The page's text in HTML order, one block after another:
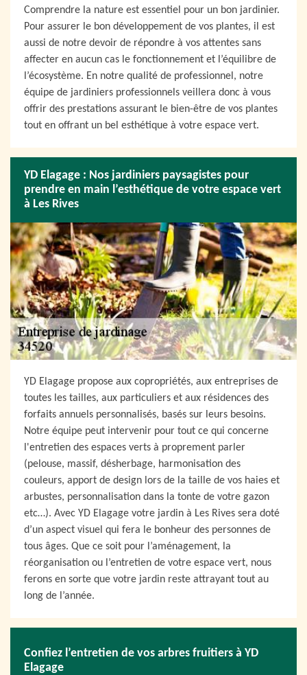
Comprendre la nature est essentiel pour un bon jardinier.
Pour assurer le bon développement de vos plantes, il est
aussi de notre devoir de répondre à vos attentes sans
affecter en aucun cas le fonctionnement et l’équilibre de
l’écosystème. En notre qualité de professionnel, notre
équipe de jardiniers professionnels veillera donc à vous
offrir des prestations assurant le bien-être de vos plantes
tout en offrant un bel esthétique à votre espace vert.
YD Elagage : Nos jardiniers paysagistes pour
prendre en main l’esthétique de votre espace vert
à Les Rives
YD Elagage propose aux copropriétés, aux entreprises de
toutes les tailles, aux particuliers et aux résidences des
forfaits annuels personnalisés, basés sur leurs besoins.
Notre équipe peut intervenir pour tout ce qui concerne
l'entretien des espaces verts à proprement parler
(pelouse, massif, désherbage, harmonisation des
couleurs, apport de design lors de la taille de vos haies et
arbustes, personnalisation dans la tonte de votre gazon
etc…). Avec YD Elagage votre jardin à Les Rives sera doté
d’un aspect visuel qui fera le bonheur des personnes de
tous âges. Que ce soit pour l’aménagement, la
réorganisation ou l’entretien de votre espace vert, nous
ferons en sorte que votre jardin reste attrayant tout au
long de l’année.
Confiez l’entretien de vos arbres fruitiers à YD
Elagage